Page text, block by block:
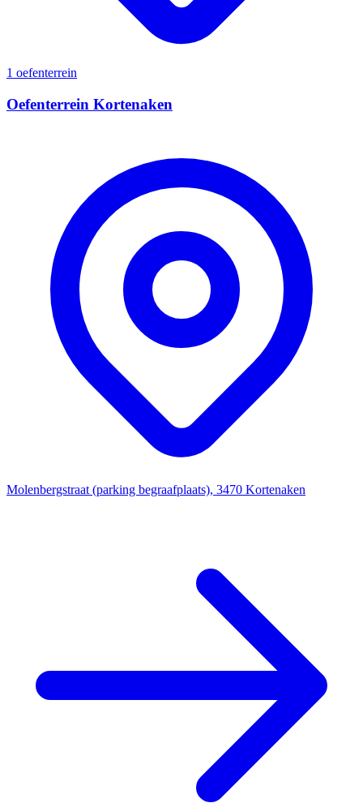
1 oefenterrein
Oefenterrein Kortenaken
Molenbergstraat (parking begraafplaats), 3470 Kortenaken